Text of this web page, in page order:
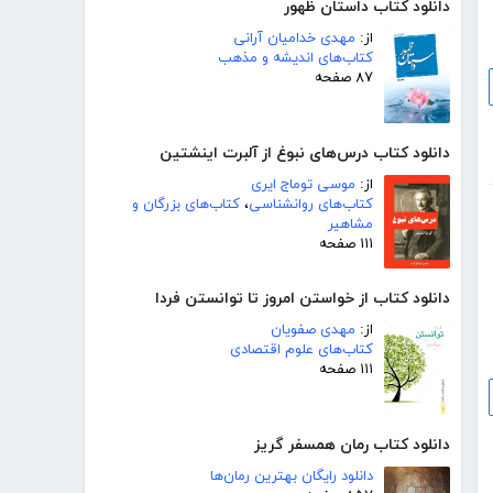
دانلود کتاب داستان ظهور
از: مهدی خدامیان آرانی
کتاب‌های اندیشه و مذهب
۸۷ صفحه
دانلود کتاب درس‌های نبوغ از آلبرت اینشتین
از: موسی توماج ایری
کتاب‌های روانشناسی، کتاب‌های بزرگان و
مشاهیر
۱۱۱ صفحه
دانلود کتاب از خواستن امروز تا توانستن فردا
از: مهدی صفویان
کتاب‌های علوم اقتصادی
۱۱۱ صفحه
دانلود کتاب رمان همسفر گریز
دانلود رایگان بهترین رمان‌ها